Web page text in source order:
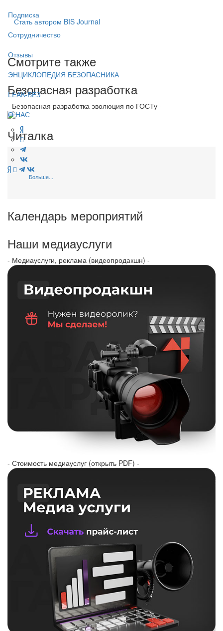
Подписка
Сотрудничество
Отзывы
ЭНЦИКЛОПЕДИЯ БЕЗОПАСНИКА
LEAK-БЕЗ
О НАС
Стать автором BIS Journal
Смотрите также
Безопасная разработка
- Безопасная разработка эволюция по ГОСТу -
Читалка
Больше...
Календарь мероприятий
Наши медиауслуги
- Медиауслуги, реклама (видеопродакшн) -
- Стоимость медиауслуг (открыть PDF) -